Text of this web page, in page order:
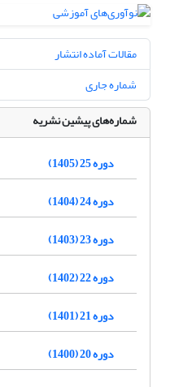
مقالات آماده انتشار
شماره جاری
شماره‌های پیشین نشریه
دوره 25 (1405)
دوره 24 (1404)
دوره 23 (1403)
دوره 22 (1402)
دوره 21 (1401)
دوره 20 (1400)